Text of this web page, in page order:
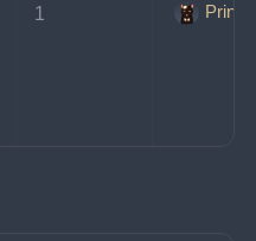
1 Prince